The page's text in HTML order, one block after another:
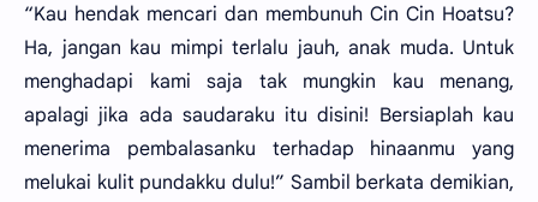
“Kau hendak mencari dan membunuh Cin Cin Hoatsu?
Ha, jangan kau mimpi terlalu jauh, anak muda. Untuk
menghadapi kami saja tak mungkin kau menang,
apalagi jika ada saudaraku itu disini! Bersiaplah kau
menerima pembalasanku terhadap hinaanmu yang
melukai kulit pundakku dulu!” Sambil berkata demikian,